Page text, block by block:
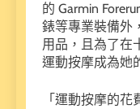
的 Garmin
錶等專業裝備外
用品，且為了在
運動按摩成為她
「運動按摩的